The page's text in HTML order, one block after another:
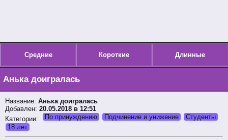
Средние Короткие Длинные
Анька доигралась
Название: Анька доигралась
Добавлен: 20.05.2018 в 12:51
Категории:
По принуждению Подчинение и унижение
Студенты
18 лет